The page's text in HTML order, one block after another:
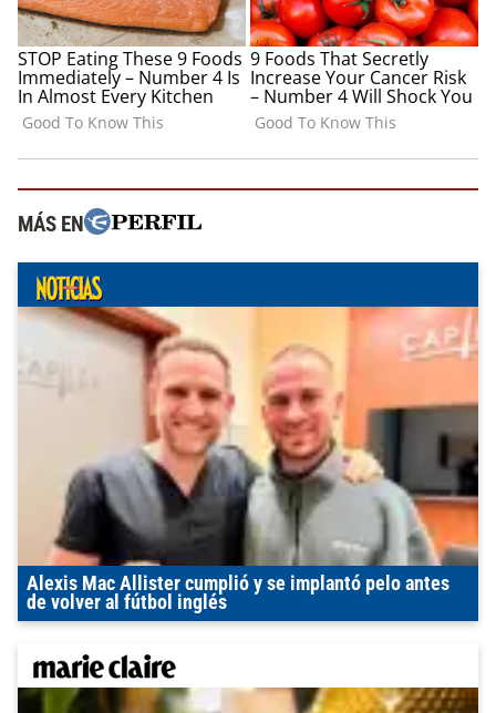
MÁS EN
Alexis Mac Allister cumplió y se implantó pelo antes
de volver al fútbol inglés